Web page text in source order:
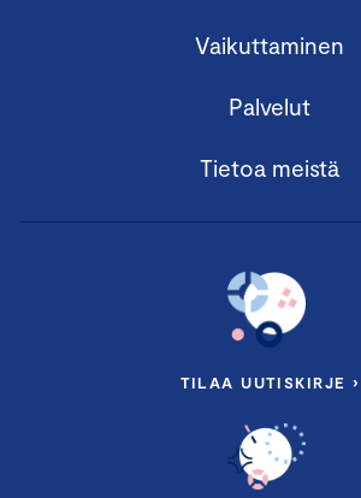
Vaikuttaminen
Palvelut
Tietoa meistä
TILAA UUTISKIRJE ›